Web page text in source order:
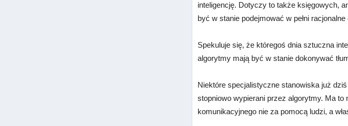
inteligencję. Dotyczy to także księgowych,
być w stanie podejmować w pełni
Spekuluje się, że któregoś dnia sztuczna
algorytmy mają być w stanie dokonywać
Niektóre specjalistyczne stanowiska już
stopniowo wypierani przez algorytmy. Ma
komunikacyjnego nie za pomocą ludzi, a